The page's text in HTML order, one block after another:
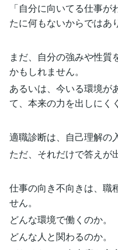
「自分に向いてる仕事
たに何もないからではあ
まだ、自分の強みや性質
かもしれません。
あるいは、今いる環境が
て、本来の力を出しにく
適職診断は、自己理解の
ただ、それだけで答えが
仕事の向き不向きは、職
せん。
どんな環境で働くのか。
どんな人と関わるのか。